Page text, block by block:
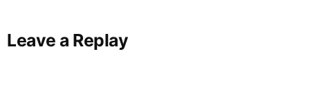
Leave a Replay